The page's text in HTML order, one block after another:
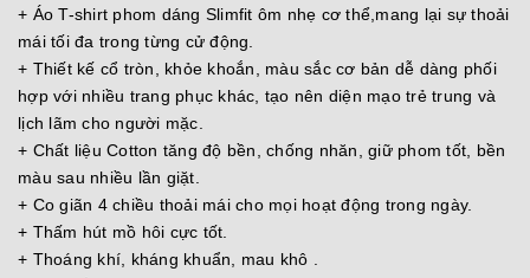
+ Áo T-shirt phom dáng Slimfit ôm nhẹ cơ thể,mang lại sự thoải
mái tối đa trong từng cử động.
+ Thiết kế cổ tròn, khỏe khoắn, màu sắc cơ bản dễ dàng phối
hợp với nhiều trang phục khác, tạo nên diện mạo trẻ trung và
lịch lãm cho người mặc.
+ Chất liệu Cotton tăng độ bền, chống nhăn, giữ phom tốt, bền
màu sau nhiều lần giặt.
+ Co giãn 4 chiều thoải mái cho mọi hoạt động trong ngày.
+ Thấm hút mồ hôi cực tốt.
+ Thoáng khí, kháng khuẩn, mau khô .